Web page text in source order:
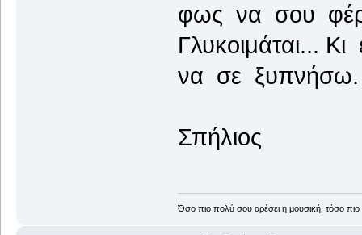
φως να σου
Γλυκοιμάται... Κι
να σε ξυπνήσω.
Σπήλιος
Όσο πιο πολύ σου αρέσει η μουσική, τόσο